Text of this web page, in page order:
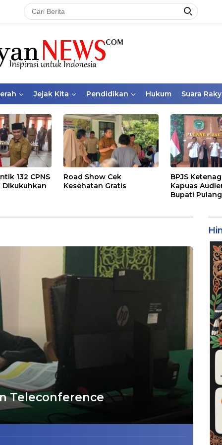
Jejak Kita Pendidikan Hukum Suara
132 CPNS
Dikukuhkan
Road Show Cek
Kesehatan Gratis
BPJS
Kapuas
Bupati
Teleconference